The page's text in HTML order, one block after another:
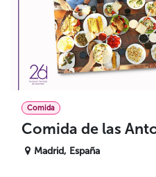
Comida
Comida de las
Madrid, España